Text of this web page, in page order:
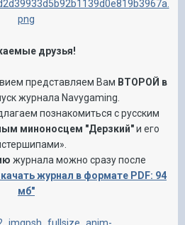
друзья!
представляем Вам ВТОРОЙ в
журнала Navygaming
познакомиться с русским
миноносцем "Дерзкий"и его
журнала можно сразу после
журнал в формате PDF: 94
мб"